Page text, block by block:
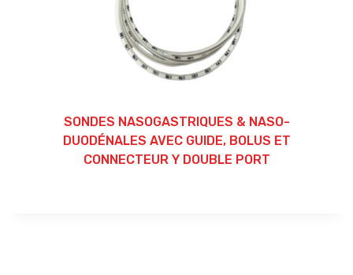
SONDES NASOGASTRIQUES & NASO-
DUODÉNALES AVEC GUIDE, BOLUS ET
CONNECTEUR Y DOUBLE PORT